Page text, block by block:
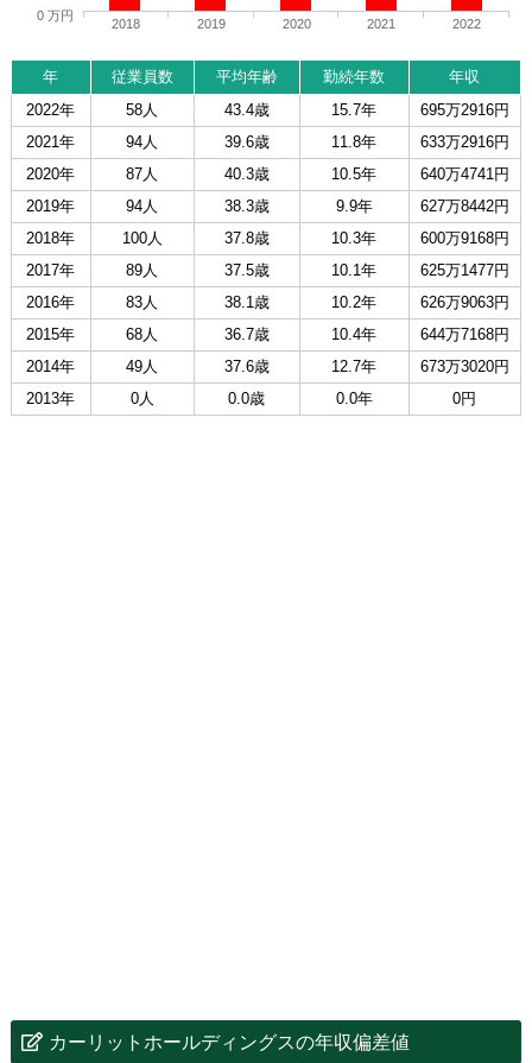
2018 2019 2020 2021 2022
0 万円
年 従業員数 平均年齢 勤続年数
年収
2022年
58人 43.4歳 15.7年
695万2916円
2021年
94人 39.6歳 11.8年
633万2916円
2020年
87人 40.3歳 10.5年
640万4741円
2019年
94人 38.3歳 9.9年
627万8442円
2018年
100人 37.8歳 10.3年
600万9168円
2017年
89人 37.5歳 10.1年
625万1477円
2016年
83人 38.1歳 10.2年
626万9063円
2015年
68人 36.7歳 10.4年
644万7168円
2014年
49人 37.6歳 12.7年
673万3020円
2013年
0人 0.0歳 0.0年 0円
カーリットホールディングスの年収偏差値